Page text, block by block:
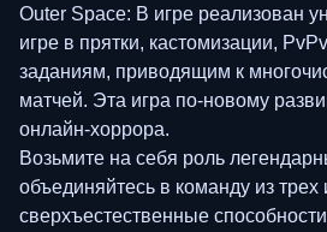
Outer Space: В игре реализован
игре в прятки, кастомизации,
заданиям, приводящим к
матчей. Эта игра по-новому
онлайн-хоррора.
Возьмите на себя роль
объединяйтесь в команду из трех
сверхъестественные